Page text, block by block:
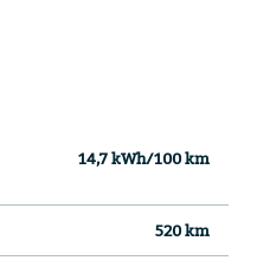
14,7 kWh/100 km
520 km